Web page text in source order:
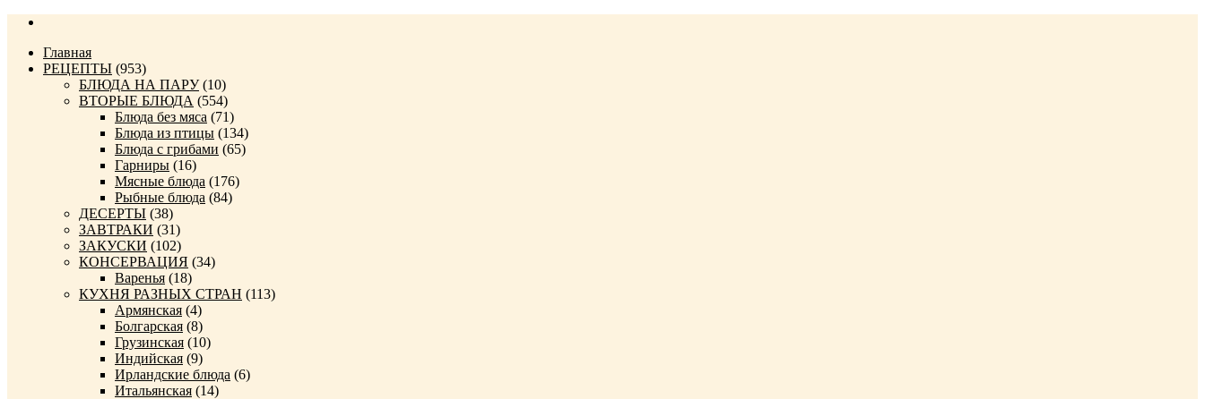
Главная
РЕЦЕПТЫ (953)
БЛЮДА НА ПАРУ(10)
ВТОРЫЕ БЛЮДА (554)
Блюда без мяса (71)
Блюда из птицы (134)
Блюда с грибами (65)
Гарниры (16)
Мясные блюда (176)
Рыбные блюда (84)
ДЕСЕРТЫ (38)
ЗАВТРАКИ (31)
ЗАКУСКИ (102)
КОНСЕРВАЦИЯ (34)
Варенья (18)
КУХНЯ РАЗНЫХ СТРАН (113)
Армянская (4)
Болгарская (8)
Грузинская (10)
Индийская (9)
Ирландские блюда (6)
Итальянская (14)